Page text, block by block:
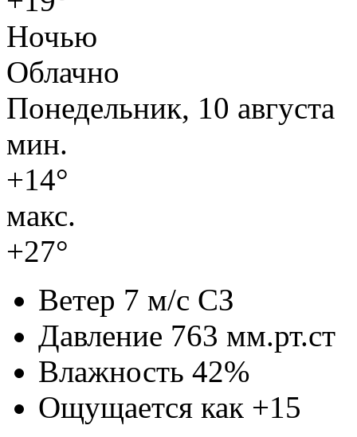
Ночью
Облачно
Понедельник, 10 августа
мин.
+14°
макс.
+27°
Ветер 7 м/с СЗ
Давление 763 мм.рт.ст
Влажность 42%
Ощущается как +15